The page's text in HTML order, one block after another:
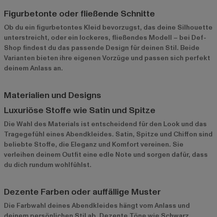
Figurbetonte oder fließende Schnitte
Ob du ein figurbetontes Kleid bevorzugst, das deine Silhouette
unterstreicht, oder ein lockeres, fließendes Modell – bei Def-
Shop findest du das passende Design für deinen Stil. Beide
Varianten bieten ihre eigenen Vorzüge und passen sich perfekt
deinem Anlass an.
Materialien und Designs
Luxuriöse Stoffe wie Satin und Spitze
Die Wahl des Materials ist entscheidend für den Look und das
Tragegefühl eines Abendkleides. Satin, Spitze und Chiffon sind
beliebte Stoffe, die Eleganz und Komfort vereinen. Sie
verleihen deinem Outfit eine edle Note und sorgen dafür, dass
du dich rundum wohlfühlst.
Dezente Farben oder auffällige Muster
Die Farbwahl deines Abendkleides hängt vom Anlass und